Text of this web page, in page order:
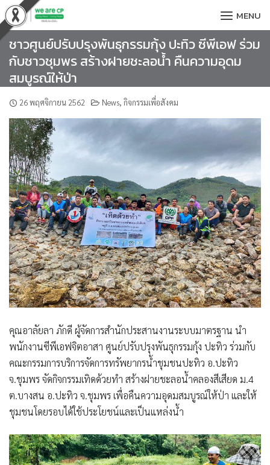
Skip
to
content
MENU
ชาวศูนย์ปรับปรุงพันธุกรรมกุ้ง ปะทิว ซีพีเอฟ ร่วม
กับชาวชุมพร สร้างฝายชะลอน้ำ คืนความอุดม
สมบูรณ์ให้ป่า
26 พฤศจิกายน 2562 News, กิจกรรมเพื่อสังคม
คุณอาลัยลา ภักดี ผู้จัดการสำนักประสานงานระบบมาตรฐาน นำ
พนักงานซีพีเอฟจิตอาสา ศูนย์ปรับปรุงพันธุกรรมกุ้ง ปะทิว ร่วมกับ
คณะกรรมการบริการจัดการทรัพยากรน้ำชุมชนปะทิว อ.ปะทิว
จ.ชุมพร จัดกิจกรรมเทิดด้วยทำ สร้างฝายชะลอน้ำคลองสีเสียด ม.4
ต.บางสน อ.ปะทิว จ.ชุมพร เพื่อคืนความอุดมสมบูรณ์ให้ป่า และให้
ชุมชนโดยรอบได้ใช้ประโยชน์และเป็นแหล่งน้ำ